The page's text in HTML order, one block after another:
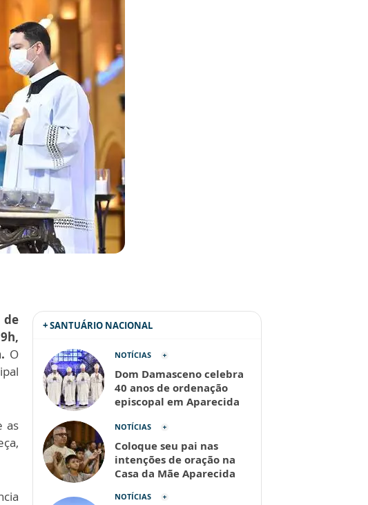
de
O
as
+ SANTUÁRIO NACIONAL
NOTÍCIAS
Dom Damasceno celebra
40 anos de ordenação
episcopal em Aparecida
NOTÍCIAS
Coloque seu pai nas
intenções de oração na
Casa da Mãe Aparecida
NOTÍCIAS